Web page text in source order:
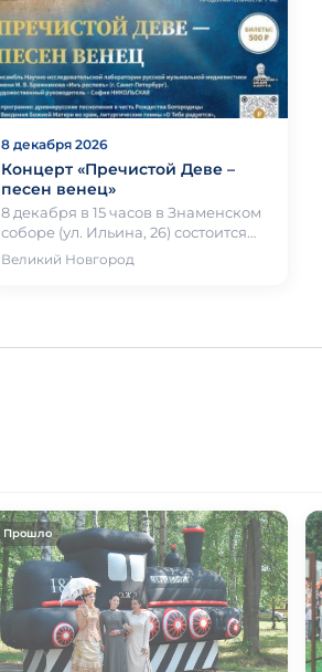
8 декабря 2026
Концерт «Пречистой Деве –
песен венец»
8 декабря в 15 часов в Знаменском
соборе (ул. Ильина, 26) состоится
концерт «Пречистой Деве – песен
венец» в исполнении…
Великий Новгород
Прошло